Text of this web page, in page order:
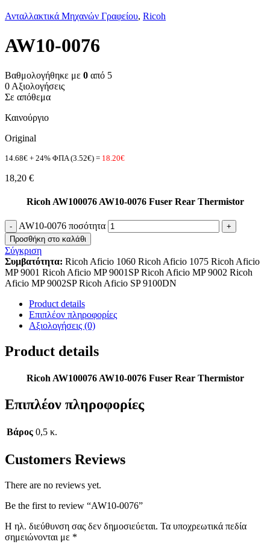
Ανταλλακτικά Μηχανών Γραφείου, Ricoh
AW10-0076
Βαθμολογήθηκε με 0 από 5
0 Αξιολογήσεις
Σε απόθεμα
Καινούργιο
Original
14.68€ + 24% ΦΠΑ (3.52€) = 18.20€
18,20 €
Ricoh AW100076 AW10-0076 Fuser Rear Thermistor
AW10-0076 ποσότητα
Προσθήκη στο καλάθι
Σύγκριση
Συμβατότητα: Ricoh Aficio 1060 Ricoh Aficio 1075 Ricoh Aficio
MP 9001 Ricoh Aficio MP 9001SP Ricoh Aficio MP 9002 Ricoh
Aficio MP 9002SP Ricoh Aficio SP 9100DN
Product details
Επιπλέον πληροφορίες
Αξιολογήσεις (0)
Product details
Ricoh AW100076 AW10-0076 Fuser Rear Thermistor
Επιπλέον πληροφορίες
Βάρος 0,5 κ.
Customers Reviews
There are no reviews yet.
Be the first to review “AW10-0076”
Η ηλ. διεύθυνση σας δεν δημοσιεύεται. Τα υποχρεωτικά πεδία
σημειώνονται με *